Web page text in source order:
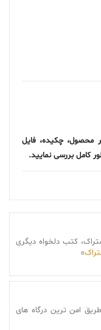
کتب دلخواه دیگری
»
امن ترین درگاه های
محصول، چکیده، فایل
بررسی نمایید.